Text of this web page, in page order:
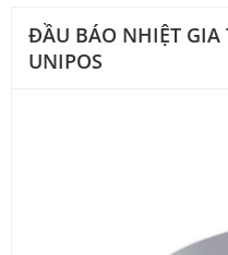
ĐẦU BÁO NHIỆT GIA
UNIPOS